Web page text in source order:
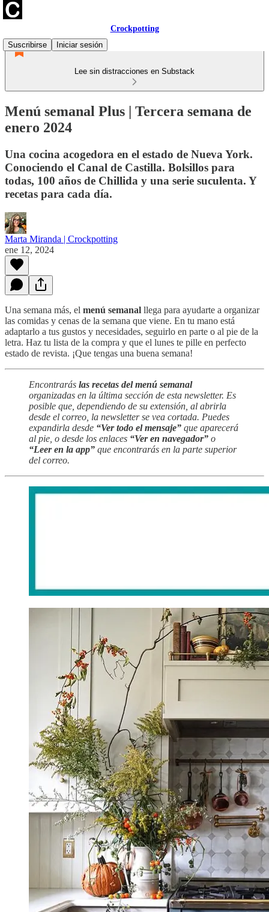
Crockpotting
Suscribirse
Iniciar sesión
Lee sin distracciones en Substack
Menú semanal Plus | Tercera semana de
enero 2024
Una cocina acogedora en el estado de Nueva York.
Conociendo el Canal de Castilla. Bolsillos para
todas, 100 años de Chillida y una serie suculenta. Y
recetas para cada día.
Marta Miranda | Crockpotting
ene 12, 2024
Una semana más, el menú semanal llega para ayudarte a organizar
las comidas y cenas de la semana que viene. En tu mano está
adaptarlo a tus gustos y necesidades, seguirlo en parte o al pie de la
letra. Haz tu lista de la compra y que el lunes te pille en perfecto
estado de revista. ¡Que tengas una buena semana!
Encontrarás las recetas del menú semanal
organizadas en la última sección de esta newsletter. Es
posible que, dependiendo de su extensión, al abrirla
desde el correo, la newsletter se vea cortada. Puedes
expandirla desde “Ver todo el mensaje” que aparecerá
al pie, o desde los enlaces “Ver en navegador” o
“Leer en la app” que encontrarás en la parte superior
del correo.